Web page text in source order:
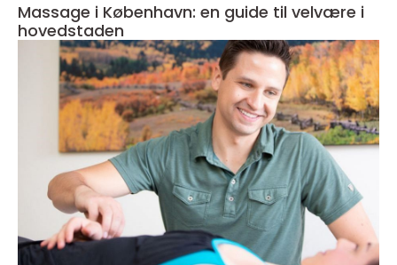
Massage i København: en guide til velvære i
hovedstaden